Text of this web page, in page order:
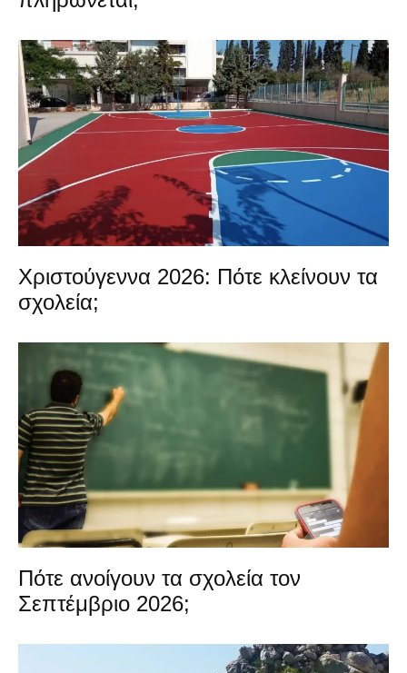
Χριστούγεννα 2026: Πότε κλείνουν τα
σχολεία;
Πότε ανοίγουν τα σχολεία τον
Σεπτέμβριο 2026;